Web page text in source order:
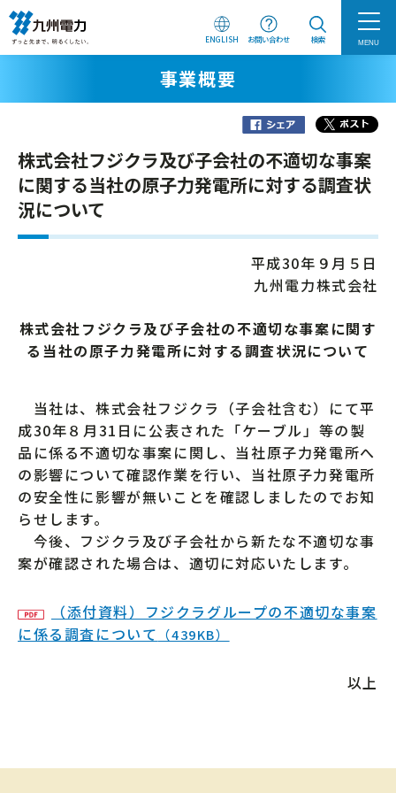
ENGLISH お問い合わせ 検索 MENU
事業概要
株式会社フジクラ及び子会社の不適切な事案
に関する当社の原子力発電所に対する調査状
況について
平成30年９月５日
九州電力株式会社
株式会社フジクラ及び子会社の不適切な事案に関す
る当社の原子力発電所に対する調査状況について
当社は、株式会社フジクラ（子会社含む）にて平
成30年８月31日に公表された「ケーブル」等の製
品に係る不適切な事案に関し、当社原子力発電所へ
の影響について確認作業を行い、当社原子力発電所
の安全性に影響が無いことを確認しましたのでお知
らせします。
今後、フジクラ及び子会社から新たな不適切な事
案が確認された場合は、適切に対応いたします。
（添付資料）フジクラグループの不適切な事案
に係る調査について （439KB）
以上